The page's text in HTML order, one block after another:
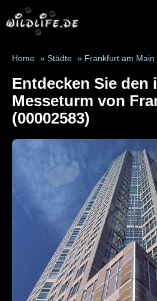
Home » Städte » Frankfurt am Main
Entdecken Sie den
Messeturm von
(00002583)